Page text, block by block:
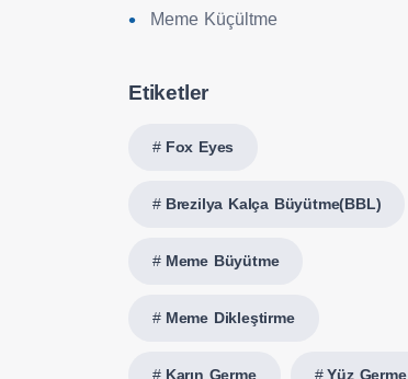
Meme Küçültme
Etiketler
Fox Eyes
Brezilya Kalça Büyütme(BBL)
Meme Büyütme
Meme Dikleştirme
Karın Germe Yüz Germe